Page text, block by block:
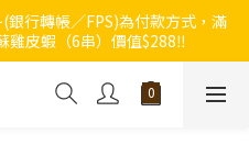
老友記會員‼️積分當錢洗‼️
行轉帳／FPS)為付款方式，滿
雞皮蝦（6串）價值$288‼️
老友記會員‼️積分當錢洗‼️